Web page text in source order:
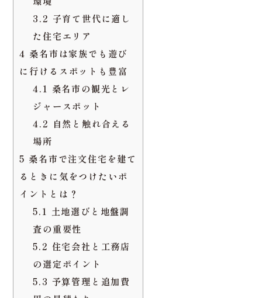
名古屋まで電車で約15
分！？アクセスも便利な
桑名市
2.1 桑名市の交通の魅
力
2.2 愛知県までアクセ
ス良好！
桑名市は子育てがしや
すいまち
3.1 子育て支援と教育
環境
3.2 子育て世代に適し
た住宅エリア
桑名市は家族でも遊び
に行けるスポットも豊富
4.1桑名市の観光とレ
ジャースポット